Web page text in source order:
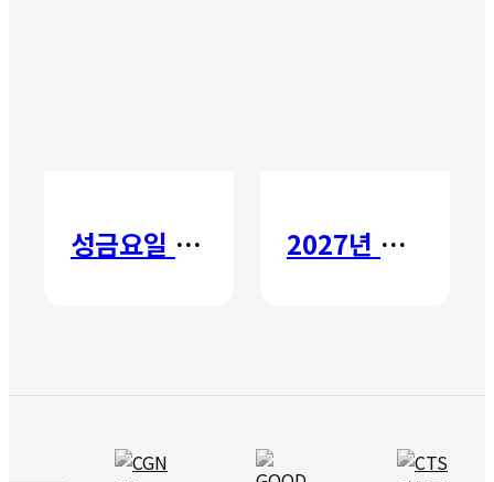
성금요일 칸타타 2027년 갈보리 어학원 유치부 신입생 모집